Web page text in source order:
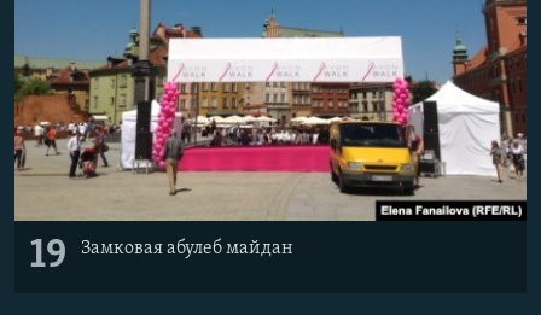
19 Замковая абулеб майдан